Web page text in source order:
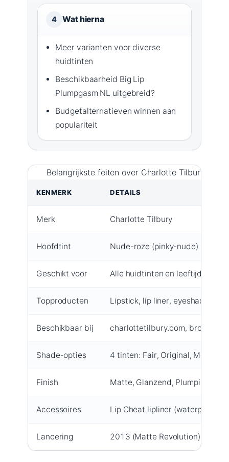
4 Wat hierna
Meer varianten voor diverse
huidtinten
Beschikbaarheid Big Lip
Plumpgasm NL uitgebreid?
Budgetalternatieven winnen aan
populariteit
Belangrijkste feiten over Charlotte Tilbury
KENMERK DETAILS
Merk Charlotte Tilbury
Hoofdtint Nude-roze (pinky-nude)
Geschikt voor Alle huidtinten en leeftijden
Topproducten Lipstick, lip liner, eyeshadow,
Beschikbaar bij charlottetilbury.com,
Shade-opties 4 tinten: Fair, Original, Medium,
Finish Matte, Glanzend, Plumping
Accessoires Lip Cheat lipliner (waterproof)
Lancering 2013 (Matte Revolution)